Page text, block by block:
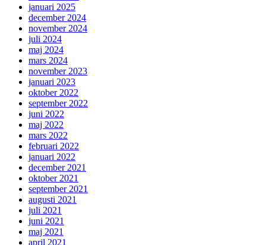
januari 2025
december 2024
november 2024
juli 2024
maj 2024
mars 2024
november 2023
januari 2023
oktober 2022
september 2022
juni 2022
maj 2022
mars 2022
februari 2022
januari 2022
december 2021
oktober 2021
september 2021
augusti 2021
juli 2021
juni 2021
maj 2021
april 2021